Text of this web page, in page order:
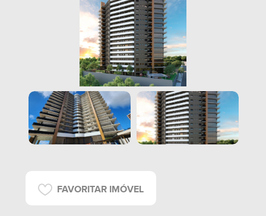
FAVORITAR IMÓVEL